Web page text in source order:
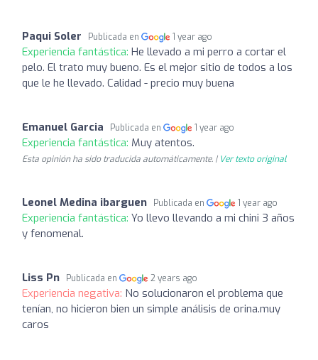
Paqui Soler Publicada en 1 year ago
Experiencia fantástica: He llevado a mi perro a cortar el
pelo. El trato muy bueno. Es el mejor sitio de todos a los
que le he llevado. Calidad - precio muy buena
Emanuel Garcia Publicada en 1 year ago
Experiencia fantástica: Muy atentos.
Esta opinión ha sido traducida automáticamente. | Ver texto original
Leonel Medina ibarguen Publicada en 1 year ago
Experiencia fantástica: Yo llevo llevando a mi chini 3 años
y fenomenal.
Liss Pn Publicada en 2 years ago
Experiencia negativa: No solucionaron el problema que
tenían, no hicieron bien un simple análisis de orina.muy
caros